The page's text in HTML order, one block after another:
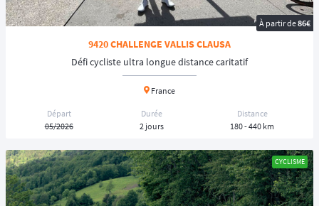
À partir de86€
9420 CHALLENGE VALLIS CLAUSA
Défi cycliste ultra longue distance caritatif
France
Départ
05/2026
Durée
2 jours
Distance
180 - 440 km
CYCLISME